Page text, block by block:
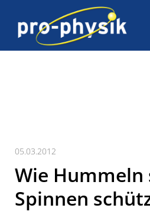
05.03.2012
Wie Hummeln
Spinnen